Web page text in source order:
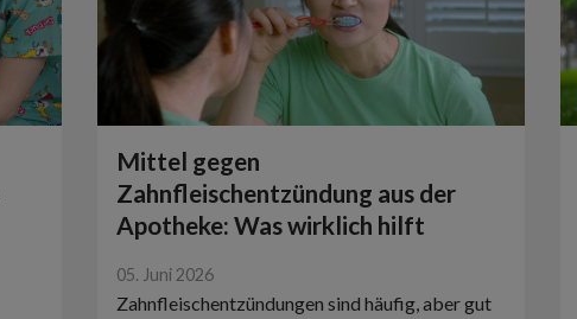
Mittel gegen
Zahnfleischentzündung aus der
Apotheke: Was wirklich hilft
05. Juni 2026
Zahnfleischentzündungen sind häufig, aber gut